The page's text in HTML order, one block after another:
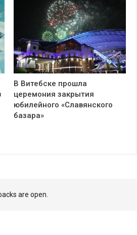
В Витебске прошла
церемония закрытия
юбилейного «Славянского
базара»
are open.